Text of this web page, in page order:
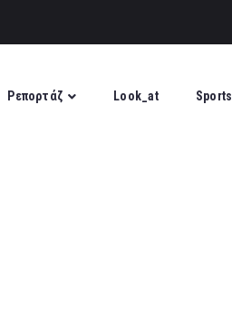
Ρεπορτάζ Look_at Sports